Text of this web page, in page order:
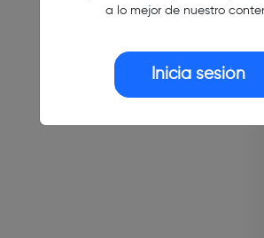
a lo mejor de nuestro
Inicia sesión